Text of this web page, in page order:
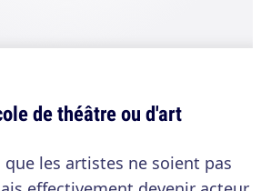
de théâtre ou d'art
que les artistes ne soient pas